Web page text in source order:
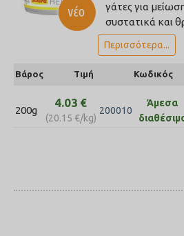
γάτες για
συστατικά και
Περισσότερα...
Βάρος Τιμή Κωδικός
200g
4.03 €
(20.15 €/kg)
200010
Άμεσα